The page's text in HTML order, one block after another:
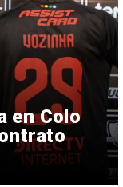
en Colo